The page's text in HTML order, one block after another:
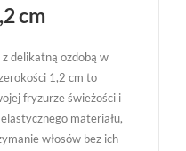
cm
z delikatną ozdobą w
1,2 cm to
fryzurze świeżości i
materiału,
włosów bez ich